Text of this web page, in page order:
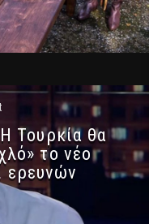
Τουρκία θα
το νέο
ερευνών